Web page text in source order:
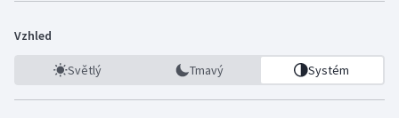
Vzhled
Světlý Tmavý Systém